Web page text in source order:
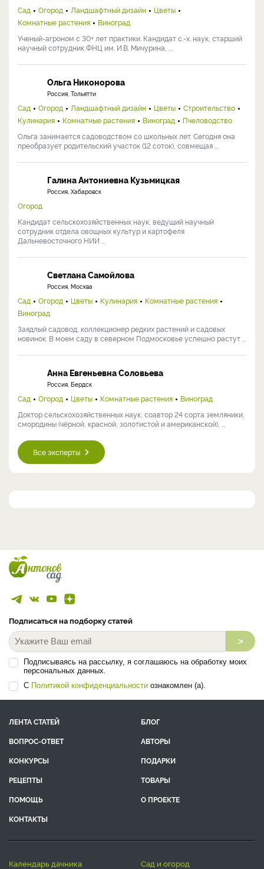
Сад Огород Ландшафтный дизайн
Цветы
Комнатные растения
Виноград
Ученый-агроном с 30+ лет практики. Кандидат с.-х. наук, старший
научный сотрудник ФНЦ им. И.В. Мичурина, ...
Ольга Никонорова
Россия, Тольятти
Сад Огород Ландшафтный дизайн Цветы
Строительство
Кулинария
Комнатные растения Виноград
Пчеловодство
Ольга занимается садоводством со школьных лет. Сегодня она
преобразует родительский участок (12 соток), совмещая ...
Галина Антониевна Кузьмицкая
Россия, Хабаровск
Огород
Кандидат сельскохозяйственных наук, ведущий научный
сотрудник отдела овощных культур и картофеля
Дальневосточного НИИ ...
Светлана Самойлова
Россия, Москва
Сад Огород Цветы Кулинария
Комнатные растения
Виноград
Заядлый садовод, коллекционер редких растений и садовых
новинок. В моем саду в северном Подмосковье успешно растут ...
Анна Евгеньевна Соловьева
Россия, Бердск
Сад Огород Цветы Комнатные растения
Виноград
Доктор сельскохозяйственных наук, соавтор 24 сорта земляники,
смородины (чёрной, красной, золотистой и американской), ...
Все эксперты
Подписаться на подборку статей
>
Подписываясь на рассылку, я соглашаюсь на обработку моих
персональных данных.
С Политикой конфиденциальности ознакомлен (а).
ЛЕНТА СТАТЕЙ
БЛОГ
ВОПРОС-ОТВЕТ
АВТОРЫ
КОНКУРСЫ
ПОДАРКИ
РЕЦЕПТЫ
ТОВАРЫ
ПОМОЩЬ
О ПРОЕКТЕ
КОНТАКТЫ
календарь дачника сад и огород